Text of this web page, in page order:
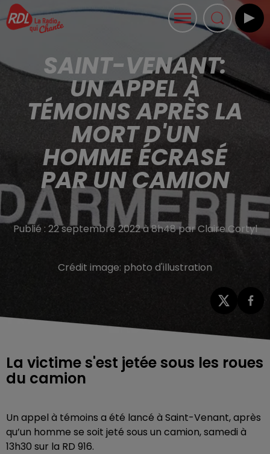
SAINT-VENANT:
UN APPEL À
TÉMOINS APRÈS LA
MORT D'UN
HOMME ÉCRASÉ
PAR UN CAMION
Publié : 22 septembre 2022 à 8h48 par Claire Cortyl
Crédit image: photo d'illustration
La victime s'est jetée sous les roues
du camion
Un appel à témoins a été lancé à Saint-Venant, après
qu’un homme se soit jeté sous un camion, samedi à
13h30 sur la RD 916.